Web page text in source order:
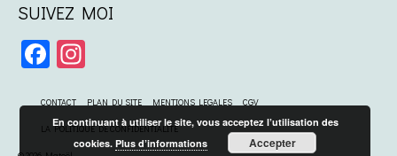
SUIVEZ MOI
Facebook
CONTACT PLAN DU SITE MENTIONS LEGALES CGV
LA POLITIQUE DE CONFIDENTIALITE
En continuant à utiliser le site, vous acceptez l’utilisation des
cookies.Plus d’informations Accepter